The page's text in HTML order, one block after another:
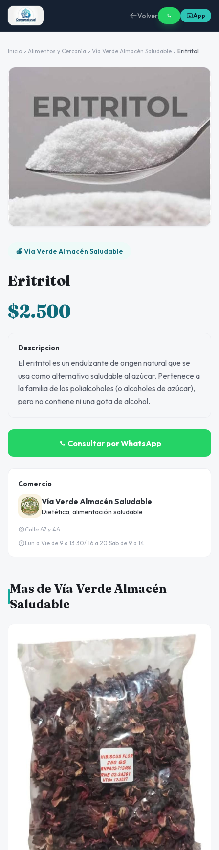
Volver App
Inicio Alimentos y Cercanía Vía Verde Almacén Saludable Eritritol
🍎 Vía Verde Almacén Saludable
Eritritol
$2.500
Descripcion
El eritritol es un endulzante de origen natural que se
usa como alternativa saludable al azúcar. Pertenece a
la familia de los polialcoholes (o alcoholes de azúcar),
pero no contiene ni una gota de alcohol.
Consultar por WhatsApp
Comercio
Vía Verde Almacén Saludable
Dietética, alimentación saludable
Calle 67 y 46
Lun a Vie de 9 a 13:30/ 16 a 20 Sab de 9 a 14
Mas de Vía Verde Almacén
Saludable